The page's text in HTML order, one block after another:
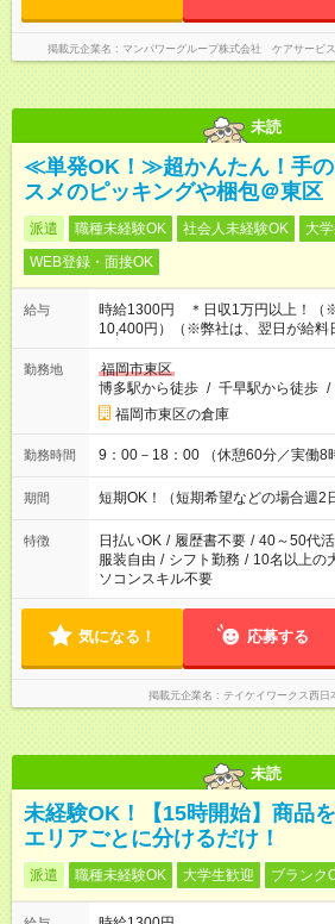
掲載元企業名 マンパワーグループ株式会社 ケアサービ
未読
≪単発OK！≫超かんたん！手の
スメのピッキングや梱包＠東区
派遣 職種未経験OK 社会人未経験OK 大
WEB登録・面接OK
給与
時給1300円 ＊日収1万円以上！（
10,400円）（※弊社は、翌日が給料
で働いた分がすぐにもらえる！）
勤務地
福岡市東区
博多駅から徒歩 / 千早駅から徒歩 /
福岡市東区の倉庫
勤務時間 9：00－18：00 （休憩60分／実働8
期間 短期OK！（短期希望などの場合週2
特徴 日払いOK / 履歴書不要 / 40～50代
服装自由 / シフト勤務 / 10名以上の
ソコンスキル不要
気になる！ 応募する
掲載元企業名 テイケイワークス西日
未読
未経験OK！【15時開始】商品
エリアごとに分けるだけ！
派遣 職種未経験OK 大学生歓迎 ブランク